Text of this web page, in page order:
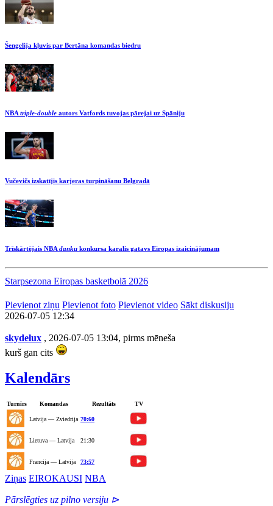
Šengelija kļuvis par Bertāna komandas biedru
NBA triple-double autors Vatfords tuvojas pārejai uz Spāniju
Vučevičs izskatījis karjeras turpināšanu Belgradā
Trīskārtējais NBA danku konkursa karalis gatavs Eiropas izaicinājumam
Starpsezona Eiropas basketbolā 2026
Pievienot ziņu Pievienot foto Pievienot video Sākt diskusiju
2026-07-05 12:34
skydelux , 2026-07-05 13:04, pirms mēneša
kurš gan cits
Kalendārs
Turnīrs Komandas Rezultāts TV
Latvija — Zviedrija 70:60
Lietuva — Latvija 21:30
Francija — Latvija 73:57
Ziņas EIROKAUSI NBA
Pārslēgties uz pilno versiju ⊳